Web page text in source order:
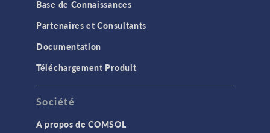
Base de Connaissances
Partenaires et Consultants
Documentation
Téléchargement Produit
Société
A propos de COMSOL